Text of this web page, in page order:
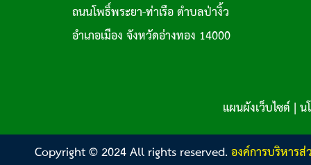
ถนนโพธิ์พระยา-ท่าเรือ ตำบลป่างิ้ว
อำเภอเมือง จังหวัดอ่างทอง 14000
แผนผังเว็บไซต์|น
Copyright © 2024 All rights reserved.องค์การบริหาร